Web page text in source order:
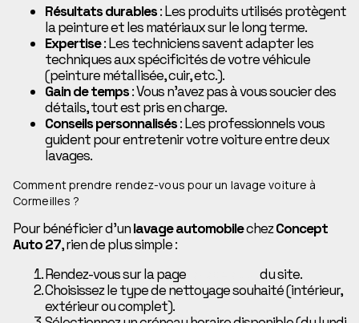
Résultats durables: Les produits utilisés protègent
la peinture et les matériaux sur le long terme.
Expertise: Les techniciens savent adapter les
techniques aux spécificités de votre véhicule
(peinture métallisée, cuir, etc.).
Gain de temps: Vous n’avez pas à vous soucier des
détails, tout est pris en charge.
Conseils personnalisés: Les professionnels vous
guident pour entretenir votre voiture entre deux
lavages.
Comment prendre rendez-vous pour un lavage voiture à
Cormeilles ?
Pour bénéficier d’unlavage automobilechezConcept
Auto 27, rien de plus simple :
Rendez-vous sur la page
du site.
Choisissez le type de nettoyage souhaité (intérieur,
extérieur ou complet).